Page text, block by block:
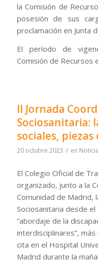
la Comisión de
posesión de sus
proclamación en Junta
El período de
Comisión de Recursos
II Jornada
Sociosanitaria:
sociales, piezas
20 octubre 2023 / en
El Colegio Oficial de
organizado, junto a la
Comunidad de Madrid,
Sociosanitaria desde el
“abordaje de la
interdisciplinares”,
cita en el Hospital
Madrid durante la